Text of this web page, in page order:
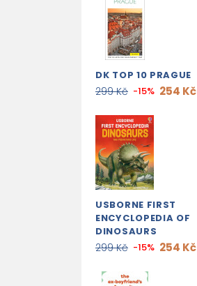
DK TOP 10 PRAGUE
299 Kč -15% 254 Kč
USBORNE FIRST
ENCYCLOPEDIA OF
DINOSAURS
299 Kč -15% 254 Kč